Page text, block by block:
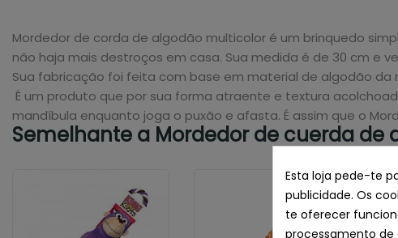
Mordedor de corda de algodão multicolor é um brinquedo
não haja mais destroços em casa. Sua medida é de 30 cm e
Sua fabricação foi feita com base em material de algodão
É um produto que por sua forma atraente e textura
mandíbula enquanto joga o puxão e afasta. É assim que o
Semelhante a Mordedor de cuerda de
Esta loja pede-te
publicidade. Os
te oferecer
processamento de